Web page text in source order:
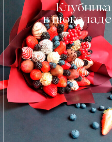
Клубника
в шоколаде